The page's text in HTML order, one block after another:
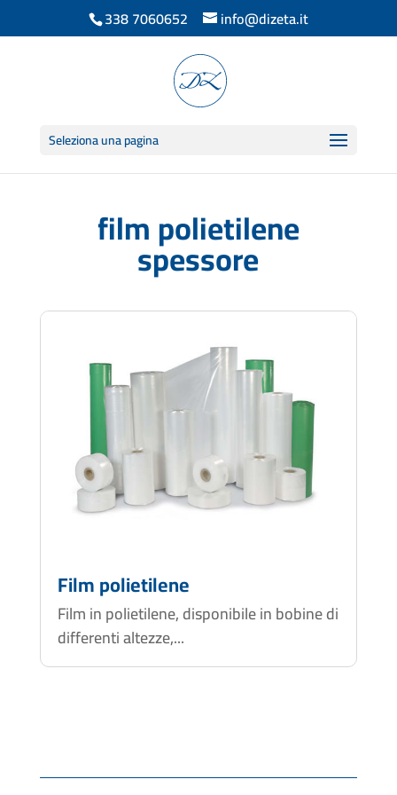
338 7060652 info@dizeta.it
Seleziona una pagina
film polietilene
spessore
Film polietilene
Film in polietilene, disponibile in bobine di
differenti altezze,...